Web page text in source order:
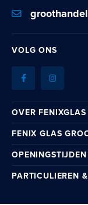
VOLG ONS
OVER FENIXGLAS
FENIX GLAS
PARTICULIEREN